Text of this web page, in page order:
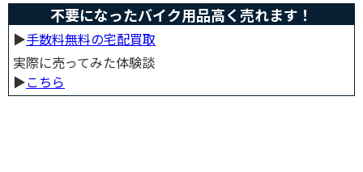
不要になったバイク用品高く売れます！
▶︎手数料無料の宅配買取
実際に売ってみた体験談
▶︎こちら